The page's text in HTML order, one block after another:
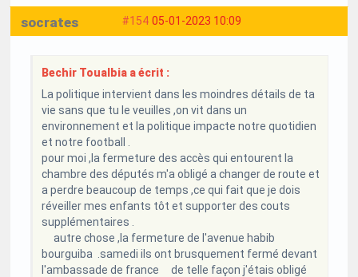
#154 05-01-2023 10:09
socrates
Bechir Toualbia a écrit :
La politique intervient dans les moindres détails de ta
vie sans que tu le veuilles ,on vit dans un
environnement et la politique impacte notre quotidien
et notre football .
pour moi ,la fermeture des accès qui entourent la
chambre des députés m'a obligé a changer de route et
a perdre beaucoup de temps ,ce qui fait que je dois
réveiller mes enfants tôt et supporter des couts
supplémentaires .
autre chose ,la fermeture de l'avenue habib
bourguiba .samedi ils ont brusquement fermé devant
l'ambassade de france de telle façon j'étais obligé